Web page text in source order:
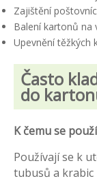
Zajištění
Balení kartonů na
Upevnění těžkých
Často
do
K čemu se
Používají se k
tubusů a krabic